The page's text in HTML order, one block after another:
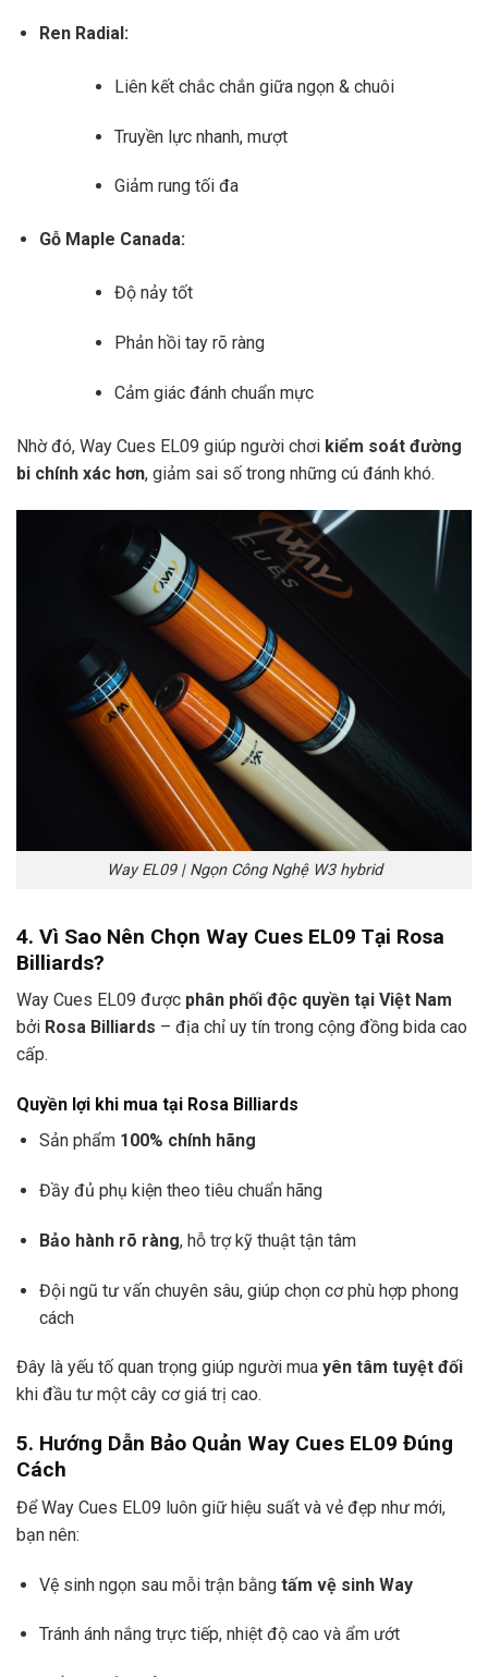
Ren Radial:
Liên kết chắc chắn giữa ngọn & chuôi
Truyền lực nhanh, mượt
Giảm rung tối đa
Gỗ Maple Canada:
Độ nảy tốt
Phản hồi tay rõ ràng
Cảm giác đánh chuẩn mực
Nhờ đó, Way Cues EL09 giúp người chơi kiểm soát đường
bi chính xác hơn, giảm sai số trong những cú đánh khó.
Way EL09 | Ngọn Công Nghệ W3 hybrid
4. Vì Sao Nên Chọn Way Cues EL09 Tại Rosa
Billiards?
Way Cues EL09 được phân phối độc quyền tại Việt Nam
bởi Rosa Billiards – địa chỉ uy tín trong cộng đồng bida cao
cấp.
Quyền lợi khi mua tại Rosa Billiards
Sản phẩm 100% chính hãng
Đầy đủ phụ kiện theo tiêu chuẩn hãng
Bảo hành rõ ràng, hỗ trợ kỹ thuật tận tâm
Đội ngũ tư vấn chuyên sâu, giúp chọn cơ phù hợp phong
cách
Đây là yếu tố quan trọng giúp người mua yên tâm tuyệt đối
khi đầu tư một cây cơ giá trị cao.
5. Hướng Dẫn Bảo Quản Way Cues EL09 Đúng
Cách
Để Way Cues EL09 luôn giữ hiệu suất và vẻ đẹp như mới,
bạn nên:
Vệ sinh ngọn sau mỗi trận bằng tấm vệ sinh Way
Tránh ánh nắng trực tiếp, nhiệt độ cao và ẩm ướt